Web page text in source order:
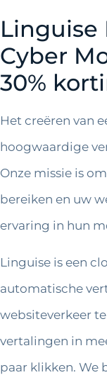
Linguise
Cyber
30%
Het creëren van
hoogwaardige
Onze missie is
bereiken en uw
ervaring in hun
Linguise is een
automatische
websiteverkeer
vertalingen in
paar klikken. We